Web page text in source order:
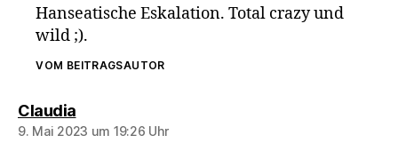
Hanseatische Eskalation. Total crazy und
wild ;).
VOM BEITRAGSAUTOR
Claudiasagt:
9. Mai 2023 um 19:26 Uhr